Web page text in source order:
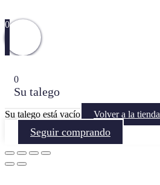
0
0
Su talego
Su talego está vacío Volver a la tienda
Seguir comprando